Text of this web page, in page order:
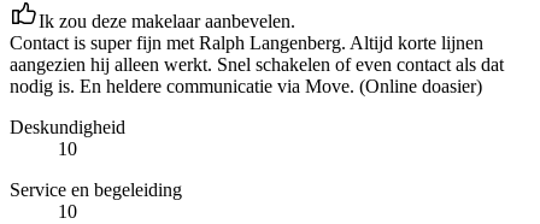
Ik zou deze makelaar aanbevelen.
Contact is super fijn met Ralph Langenberg. Altijd korte lijnen
aangezien hij alleen werkt. Snel schakelen of even contact als dat
nodig is. En heldere communicatie via Move. (Online doasier)
Deskundigheid
10
Service en begeleiding
10